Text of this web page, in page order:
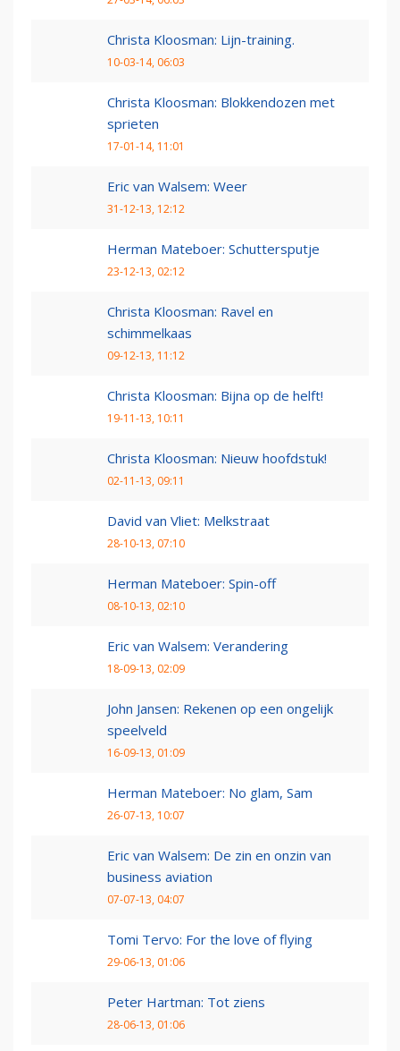
Christa Kloosman: Lijn-training.
10-03-14, 06:03
Christa Kloosman: Blokkendozen met
sprieten
17-01-14, 11:01
Eric van Walsem: Weer
31-12-13, 12:12
Herman Mateboer: Schuttersputje
23-12-13, 02:12
Christa Kloosman: Ravel en
schimmelkaas
09-12-13, 11:12
Christa Kloosman: Bijna op de helft!
19-11-13, 10:11
Christa Kloosman: Nieuw hoofdstuk!
02-11-13, 09:11
David van Vliet: Melkstraat
28-10-13, 07:10
Herman Mateboer: Spin-off
08-10-13, 02:10
Eric van Walsem: Verandering
18-09-13, 02:09
John Jansen: Rekenen op een ongelijk
speelveld
16-09-13, 01:09
Herman Mateboer: No glam, Sam
26-07-13, 10:07
Eric van Walsem: De zin en onzin van
business aviation
07-07-13, 04:07
Tomi Tervo: For the love of flying
29-06-13, 01:06
Peter Hartman: Tot ziens
28-06-13, 01:06